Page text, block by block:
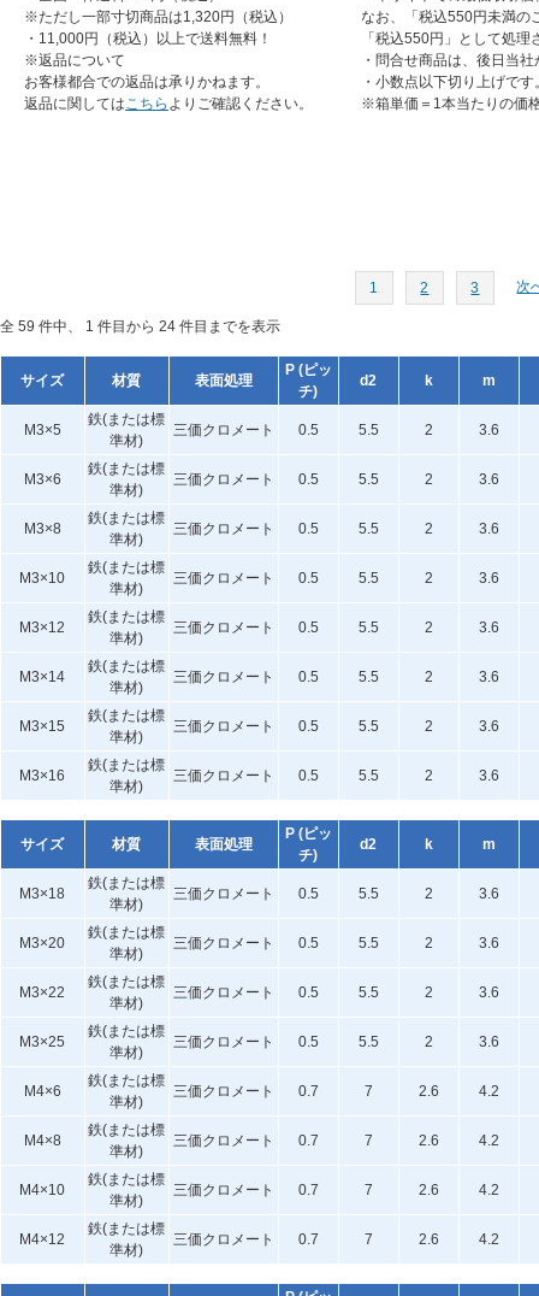
※ただし一部寸切商品は1,320円（税込）
・11,000円（税込）以上で送料無料！
※返品について
お客様都合での返品は承りかねます。
返品に関してはこちら よりご確認ください。
なお、「税込550円未満の
「税込550円」として処
・問合せ商品は、後日当
・小数点以下切り上げです
※箱単価＝1本当たりの価
1 2 3 次
全 59 件中、 1 件目から 24 件目までを表示
サイズ 材質 表面処理
P (ピッ
チ)
d2 k m
M3×5
鉄(または標
準材)
三価クロメート 0.5 5.5 2 3.6
M3×6
鉄(または標
準材)
三価クロメート 0.5 5.5 2 3.6
M3×8
鉄(または標
準材)
三価クロメート 0.5 5.5 2 3.6
M3×10
鉄(または標
準材)
三価クロメート 0.5 5.5 2 3.6
M3×12
鉄(または標
準材)
三価クロメート 0.5 5.5 2 3.6
M3×14
鉄(または標
準材)
三価クロメート 0.5 5.5 2 3.6
M3×15
鉄(または標
準材)
三価クロメート 0.5 5.5 2 3.6
M3×16
鉄(または標
準材)
三価クロメート 0.5 5.5 2 3.6
サイズ 材質 表面処理
P (ピッ
チ)
d2 k m
M3×18
鉄(または標
準材)
三価クロメート 0.5 5.5 2 3.6
M3×20
鉄(または標
準材)
三価クロメート 0.5 5.5 2 3.6
M3×22
鉄(または標
準材)
三価クロメート 0.5 5.5 2 3.6
M3×25
鉄(または標
準材)
三価クロメート 0.5 5.5 2 3.6
M4×6
鉄(または標
準材)
三価クロメート 0.7 7 2.6 4.2
M4×8
鉄(または標
準材)
三価クロメート 0.7 7 2.6 4.2
M4×10
鉄(または標
準材)
三価クロメート 0.7 7 2.6 4.2
M4×12
鉄(または標
準材)
三価クロメート 0.7 7 2.6 4.2